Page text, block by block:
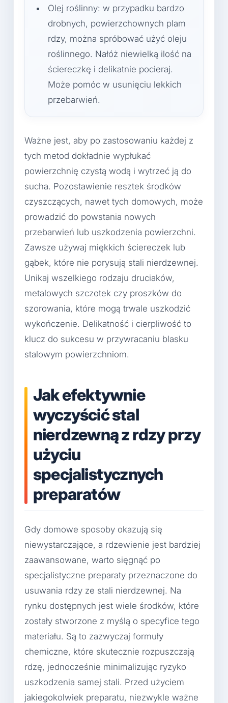
Olej roślinny: w przypadku bardzo
drobnych, powierzchownych plam
rdzy, można spróbować użyć oleju
roślinnego. Nałóż niewielką ilość na
ściereczkę i delikatnie pocieraj.
Może pomóc w usunięciu lekkich
przebarwień.
Ważne jest, aby po zastosowaniu każdej z
tych metod dokładnie wypłukać
powierzchnię czystą wodą i wytrzeć ją do
sucha. Pozostawienie resztek środków
czyszczących, nawet tych domowych, może
prowadzić do powstania nowych
przebarwień lub uszkodzenia powierzchni.
Zawsze używaj miękkich ściereczek lub
gąbek, które nie porysują stali nierdzewnej.
Unikaj wszelkiego rodzaju druciaków,
metalowych szczotek czy proszków do
szorowania, które mogą trwale uszkodzić
wykończenie. Delikatność i cierpliwość to
klucz do sukcesu w przywracaniu blasku
stalowym powierzchniom.
Jak efektywnie
wyczyścić stal
nierdzewną z rdzy przy
użyciu
specjalistycznych
preparatów
Gdy domowe sposoby okazują się
niewystarczające, a rdzewienie jest bardziej
zaawansowane, warto sięgnąć po
specjalistyczne preparaty przeznaczone do
usuwania rdzy ze stali nierdzewnej. Na
rynku dostępnych jest wiele środków, które
zostały stworzone z myślą o specyfice tego
materiału. Są to zazwyczaj formuły
chemiczne, które skutecznie rozpuszczają
rdzę, jednocześnie minimalizując ryzyko
uszkodzenia samej stali. Przed użyciem
jakiegokolwiek preparatu, niezwykle ważne